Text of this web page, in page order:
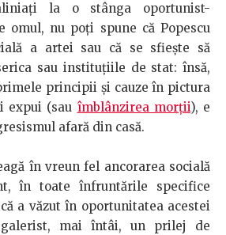
la o stânga oportunist-
omul, nu poţi spune că Popescu
a artei sau că se sfieşte să
sau instituţiile de stat: însă,
principii şi cauze în pictura
expui (sau îmblânzirea morţii), e
afară din casă.
în vreun fel ancorarea socială
în toate înfruntările specifice
a văzut în oportunitatea acestei
galerist, mai întâi, un prilej de